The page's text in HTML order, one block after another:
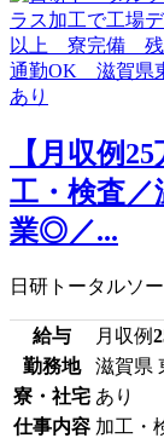
【月収例
工・検査
業◎／...
日研トータルソ
給与 月収例
勤務地
滋賀県
寮・社宅 あり
仕事内容 加工・